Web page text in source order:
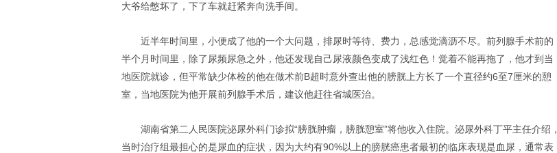
大爷给憋坏了，下了车就赶紧奔向洗手间。
近半年时间里，小便成了他的一个大问题，排尿时等待、费力，总感觉滴沥不尽。前列腺手术前的
半个月时间里，除了尿频尿急之外，他还发现自己尿液颜色变成了浅红色！觉着不能再拖了，他才到当
地医院就诊，但平常缺少体检的他在做术前B超时意外查出他的膀胱上方长了一个直径约6至7厘米的憩
室，当地医院为他开展前列腺手术后，建议他赶往省城医治。
湖南省第二人民医院泌尿外科门诊拟“膀胱肿瘤，膀胱憩室”将他收入住院。泌尿外科丁平主任介绍，
当时治疗组最担心的是尿血的症状，因为大约有90%以上的膀胱癌患者最初的临床表现是血尿，通常表